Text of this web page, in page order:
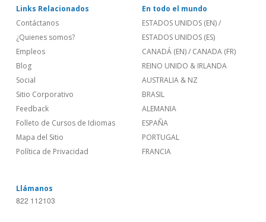
Links Relacionados
Contáctanos
¿Quienes somos?
Empleos
Blog
Social
Sitio Corporativo
Feedback
Folleto de Cursos de Idiomas
Mapa del Sitio
Política de Privacidad
En todo el mundo
ESTADOS UNIDOS (EN)/
ESTADOS UNIDOS (ES)
CANADÁ (EN)/ CANADA (FR)
REINO UNIDO & IRLANDA
AUSTRALIA & NZ
BRASIL
ALEMANIA
ESPAÑA
PORTUGAL
FRANCIA
Llámanos
822 112103